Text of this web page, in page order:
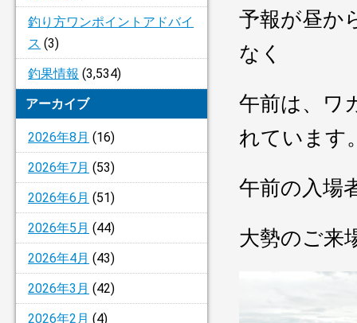
釣り方ワンポイントアドバイ
ス (3)
釣果情報 (3,534)
アーカイブ
2026年8月 (16)
2026年7月 (53)
2026年6月 (51)
2026年5月 (44)
2026年4月 (43)
2026年3月 (42)
2026年2月 (4)
予報が昼か
なく
午前は、ワ
れています
午前の入場
大勢のご来